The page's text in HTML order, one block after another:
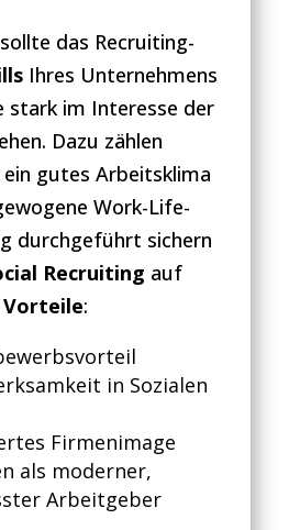
das Recruiting-
Ihres Unternehmens
stark im Interesse der
Dazu zählen
ein gutes Arbeitsklima
Work-Life-
durchgeführt sichern
Recruiting auf
Vorteile:
in Sozialen
Firmenimage
als moderner,
Arbeitgeber